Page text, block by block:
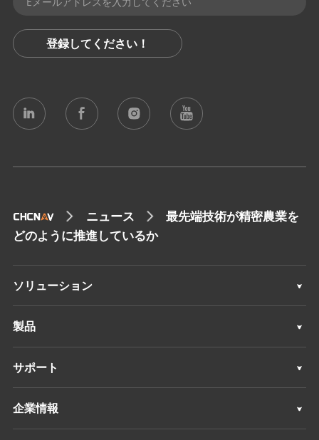
登録してください！
ニュース
最先端技術が精密農業を
どのように推進しているか
ソリューション
ソリューション
製品
自動操縦システム
整地システム
サポート
サポート
企業情報